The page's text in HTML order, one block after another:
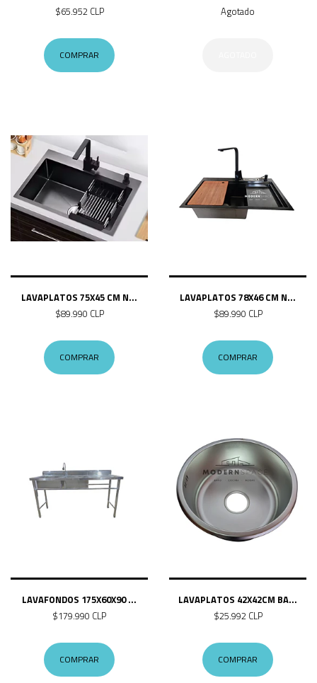
$65.952 CLP
COMPRAR
Agotado
LAVAPLATOS 75X45 CM N...
$89.990 CLP
COMPRAR
LAVAPLATOS 78X46 CM N...
$89.990 CLP
COMPRAR
LAVAFONDOS 175X60X90 ...
$179.990 CLP
COMPRAR
LAVAPLATOS 42X42CM BA...
$25.992 CLP
COMPRAR